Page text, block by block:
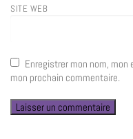
SITE WEB
Enregistrer mon nom,
mon prochain commentaire.